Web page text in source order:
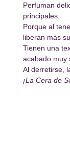
Perfuman
principales:
Porque al
liberan más
Tienen una
acabado muy
Al derretirse,
¡La Cera de